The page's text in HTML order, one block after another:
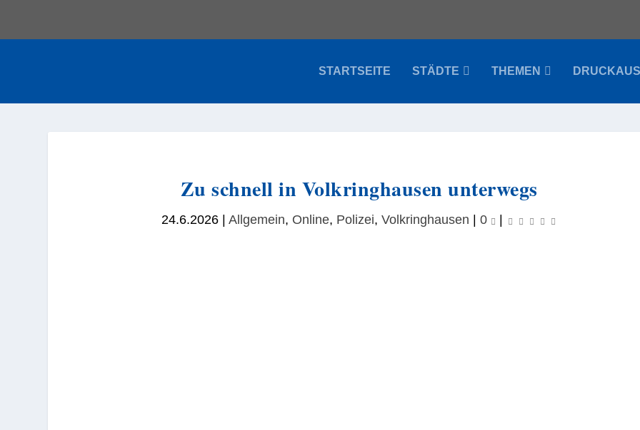
STARTSEITE STÄDTE THEMEN
Zu schnell in Volkringhausen unterwegs
24.6.2026 |Allgemein, Online, Polizei,Volkringhausen |0